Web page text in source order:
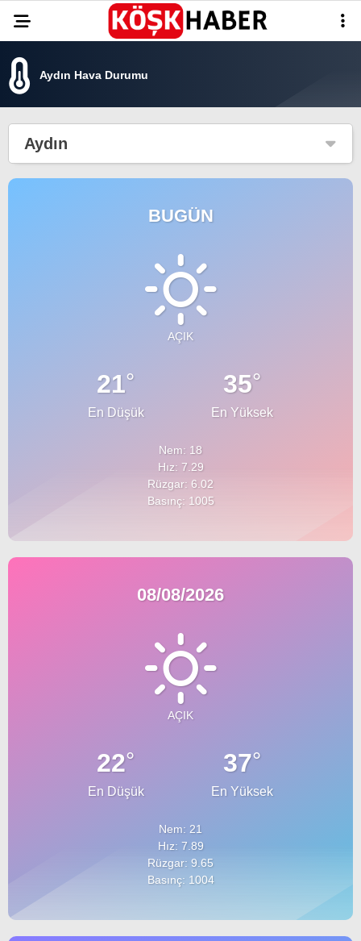
Hattı
Youtube
25.3°
ASAYİŞ
Aydın Hava Durumu
Aydın
BUGÜN
AÇIK
21°
En Düşük
35°
En Yüksek
Nem: 18
Hız: 7.29
Rüzgar: 6.02
Basınç: 1005
08/08/2026
AÇIK
22°
En Düşük
37°
En Yüksek
Nem: 21
Hız: 7.89
Rüzgar: 9.65
Basınç: 1004